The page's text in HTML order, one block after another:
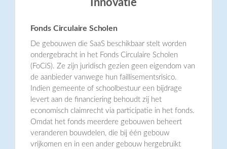
Innovatie
Fonds Circulaire Scholen
De gebouwen die SaaS beschikbaar stelt worden
ondergebracht in het Fonds Circulaire Scholen
(FoCiS). Ze zijn juridisch gezien geen eigendom van
de aanbieder vanwege hun faillisementsrisico.
Indien gemeente of schoolbestuur een bijdrage
levert aan de financiering behoudt zij het
economisch claimrecht via participatie in het fonds.
Omdat het fonds meerdere gebouwen beheert
veranderen bouwdelen, die bij één gebouw
vrijkomen en in een ander gebouw hergebruikt